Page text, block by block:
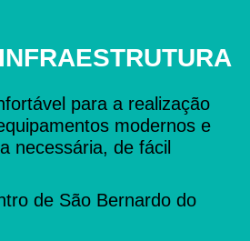
para a realização
modernos e
necessária, de fácil
de São Bernardo do